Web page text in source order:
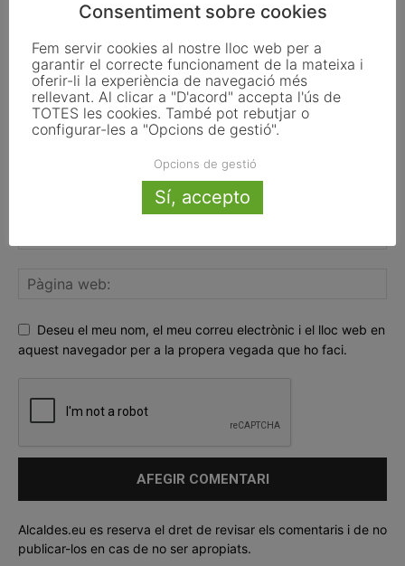
Deseu el meu nom, el meu correu electrònic i el lloc web en
aquest navegador per a la propera vegada que ho faci.
Alcaldes.eu es reserva el dret de revisar els comentaris i de no
publicar-los en cas de no ser apropiats.
Consentiment sobre cookies
Fem servir cookies al nostre lloc web per a
garantir el correcte funcionament de la mateixa i
oferir-li la experiència de navegació més
rellevant. Al clicar a "D'acord" accepta l'ús de
TOTES les cookies. També pot rebutjar o
configurar-les a "Opcions de gestió".
Opcions de gestió
Sí, accepto